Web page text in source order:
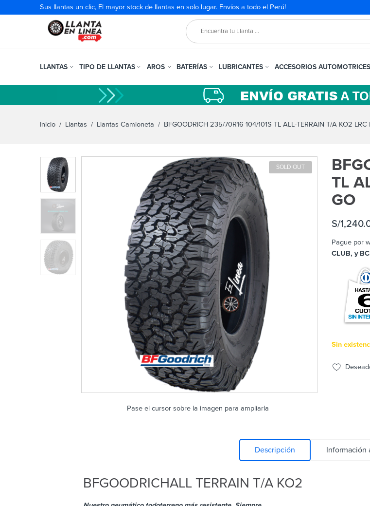
Sus llantas un clic, El mayor stock de llantas en solo lugar. Envíos a todo el Perú!
LLANTAS TIPO DE LLANTAS AROS BATERÍAS LUBRICANTES ACCESORIOS AUTOMOTRICES
Inicio / Llantas / Llantas Camioneta / BFGOODRICH 235/70R16 104/101S TL ALL-TERRAIN T/A KO2 LRC
SOLD OUT
Pase el cursor sobre la imagen para ampliarla
TL
GO
S/
Pague por
CLUB, y
Sin
Descripción Información
BFGOODRICHALL TERRAIN T/A KO2